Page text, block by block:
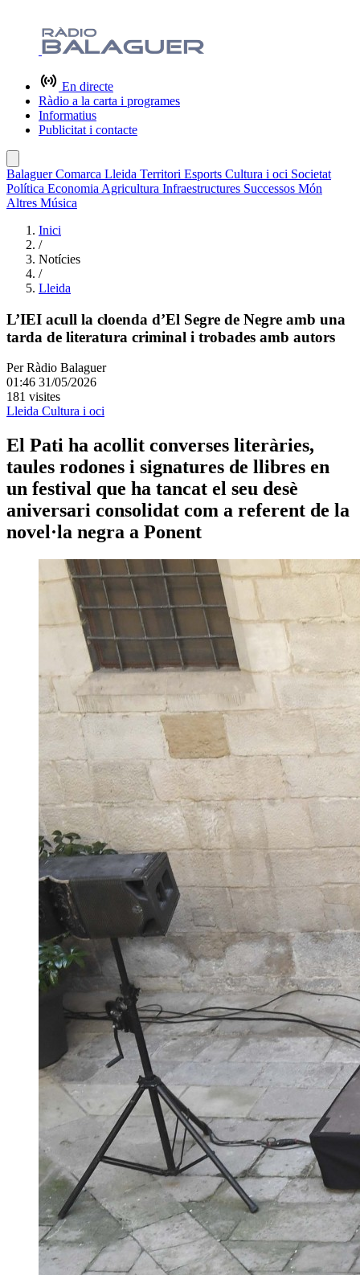
En directe
Ràdio a la carta i programes
Informatius
Publicitat i contacte
BalaguerComarca Lleida Territori Esports Cultura i oci Societat
Política Economia Agricultura Infraestructures Successos Món
Altres Música
Inici
/
Notícies
/
Lleida
L’IEI acull la cloenda d’El Segre de Negre amb una
tarda de literatura criminal i trobades amb autors
Per Ràdio Balaguer
01:46 31/05/2026
181 visites
Lleida Cultura i oci
El Pati ha acollit converses literàries,
taules rodones i signatures de llibres en
un festival que ha tancat el seu desè
aniversari consolidat com a referent de la
novel·la negra a Ponent